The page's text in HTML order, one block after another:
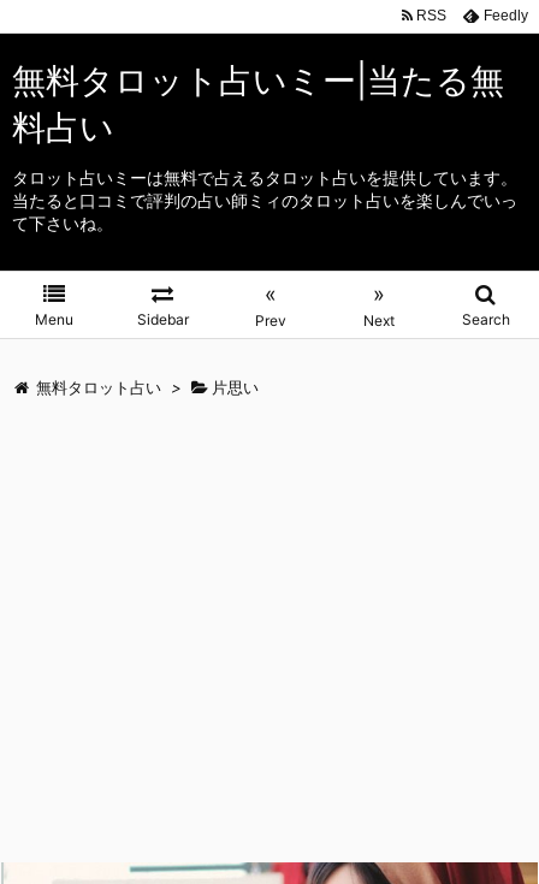
無料タロット占いミー|当たる無
料占い
タロット占いミーは無料で占えるタロット占いを提供しています。
当たると口コミで評判の占い師ミィのタロット占いを楽しんでいっ
て下さいね。
Menu Sidebar
«
Prev
»
Next Search
RSS Feedly
無料タロット占い > 片思い